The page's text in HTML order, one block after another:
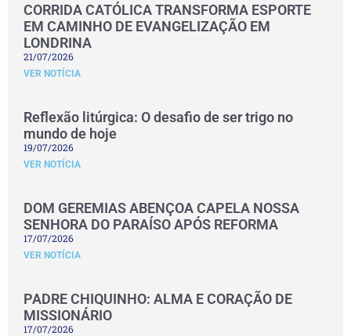
CORRIDA CATÓLICA TRANSFORMA ESPORTE
EM CAMINHO DE EVANGELIZAÇÃO EM
LONDRINA
21/07/2026
VER NOTÍCIA
Reflexão litúrgica: O desafio de ser trigo no
mundo de hoje
19/07/2026
VER NOTÍCIA
DOM GEREMIAS ABENÇOA CAPELA NOSSA
SENHORA DO PARAÍSO APÓS REFORMA
17/07/2026
VER NOTÍCIA
PADRE CHIQUINHO: ALMA E CORAÇÃO DE
MISSIONÁRIO
17/07/2026